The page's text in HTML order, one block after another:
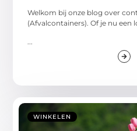
Welkom bij onze blog over
(Afvalcontainers). Of je nu een
...
WINKELEN